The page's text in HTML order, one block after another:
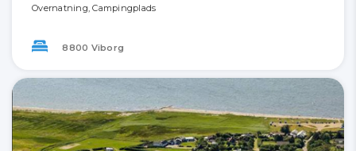
Overnatning, Campingplads
8800 Viborg